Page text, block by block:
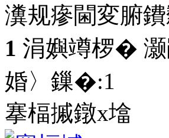
瀵规瘮閫変腑
1 涓嬩竴椤�
婚〉鏁�:1
搴楅摵鐓х墖